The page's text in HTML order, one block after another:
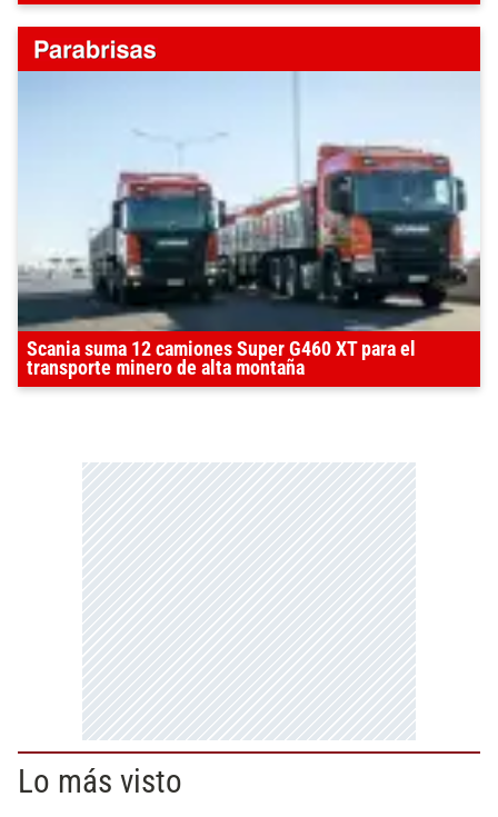
Scania suma 12 camiones Super G460 XT para el
transporte minero de alta montaña
Lo más visto